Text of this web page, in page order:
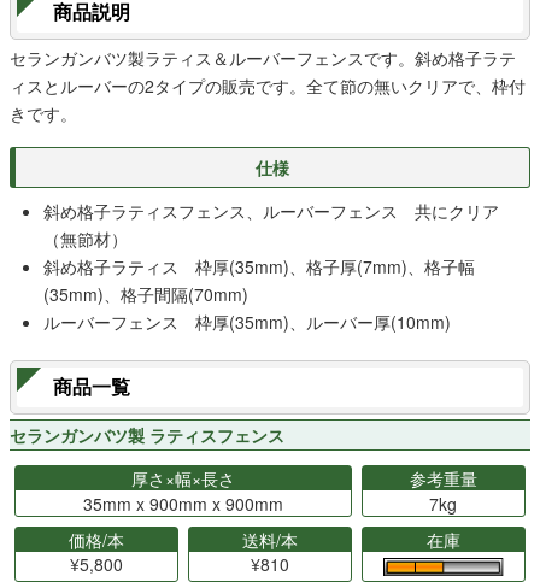
商品説明
セランガンバツ製ラティス＆ルーバーフェンスです。斜め格子ラテ
ィスとルーバーの2タイプの販売です。全て節の無いクリアで、枠付
きです。
仕様
斜め格子ラティスフェンス、ルーバーフェンス 共にクリア
（無節材）
斜め格子ラティス 枠厚(35mm)、格子厚(7mm)、格子幅
(35mm)、格子間隔(70mm)
ルーバーフェンス 枠厚(35mm)、ルーバー厚(10mm)
商品一覧
セランガンバツ製 ラティスフェンス
厚さ×幅×長さ
35mm x 900mm x 900mm
参考重量
7kg
価格/本
¥5,800
送料/本
¥810
在庫